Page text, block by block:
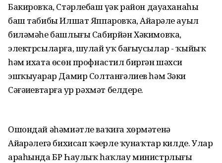
Бакировҡа, Стәрлебаш үҙәк район дауаханаһы
баш табибы Илшат Яппаровҡа, Айҙарәле ауыл
биләмәһе башлығы Сабирйән Хәкимовҡа,
электрсыларға, шулай уҡ бағыусылар - ҡыйыҡ
һәм ихата өсөн профнастил биргән шәхси
эшҡыуарҙар Дамир Солтанғәлиев һәм Зәки
Сәғәҙиевтарға ҙур рәхмәт белдерҙе.
Ошондай әһәмиәтле ваҡиға хөрмәтенә
Айҙарәлегә бихисап ҡәҙерле ҡунаҡтар килде. Улар
араһында БР Һаулыҡ һаҡлау министрлығы